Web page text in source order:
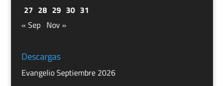
27 28 29 30 31
« Sep Nov »
Descargas
Evangelio Septiembre 2026